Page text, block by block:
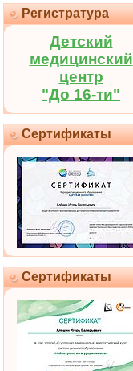
Регистратура
Детский
медицинский
центр
"До 16-ти"
Сертификаты
Сертификаты